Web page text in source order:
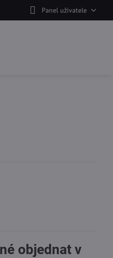
Panel uživatele
objednat v